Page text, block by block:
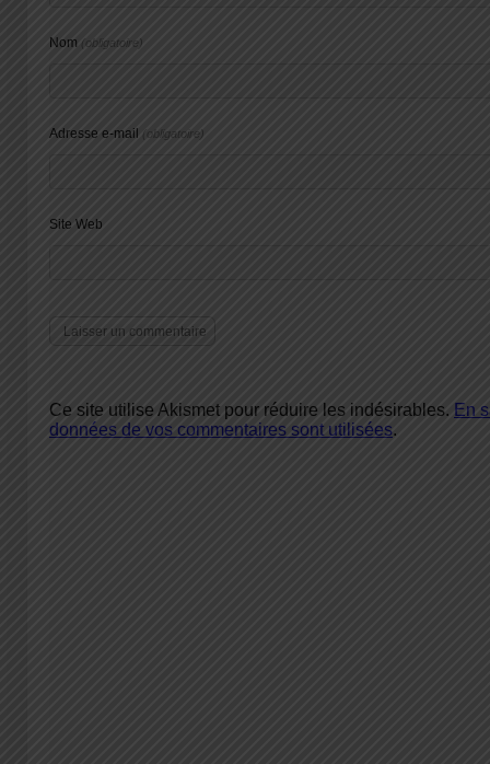
Nom (obligatoire)
Adresse e-mail (obligatoire)
Site Web
Ce site utilise Akismet pour réduire les indésirables. En
données de vos commentaires sont utilisées.